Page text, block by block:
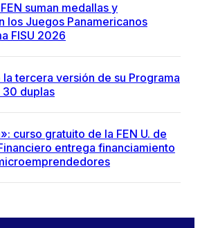
suman medallas y
los Juegos Panamericanos
FISU 2026
la tercera versión de su Programa
30 duplas
curso gratuito de la FEN U. de
entrega financiamiento